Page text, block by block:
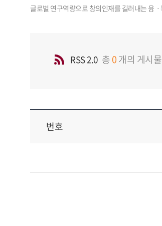
RSS 2.0 총0개의 게시물
번호